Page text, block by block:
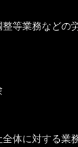
等業務などの
体に対する業